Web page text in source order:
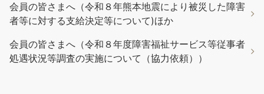
会員の皆さまへ（令和８年熊本地震により被災した障害
者等に対する支給決定等について)ほか
会員の皆さまへ（令和８年度障害福祉サービス等従事者
処遇状況等調査の実施について（協力依頼））